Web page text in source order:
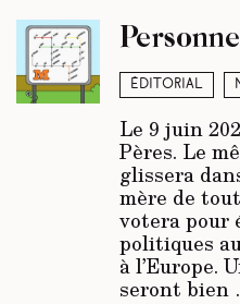
Éditorial
Le 9 juin
Pères. Le
glissera
mère de
votera pour
politiques
à l’Europe.
seront bien